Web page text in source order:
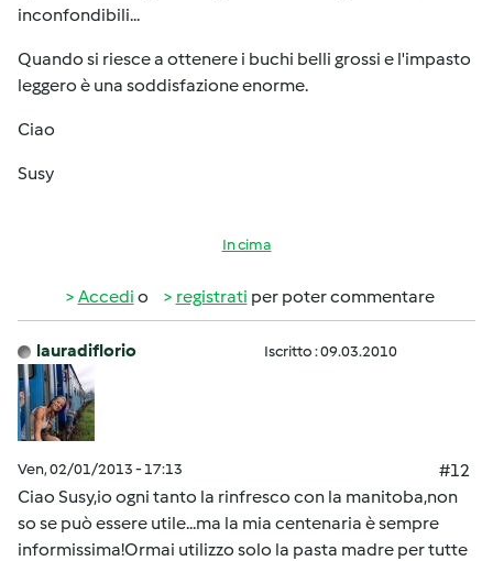
inconfondibili...
Quando si riesce a ottenere i buchi belli grossi e l'impasto
leggero è una soddisfazione enorme.
Ciao
Susy
In cima
Accedi o registrati per poter commentare
lauradiflorio Iscritto : 09.03.2010
Ven, 02/01/2013 - 17:13
#12
Ciao Susy,io ogni tanto la rinfresco con la manitoba,non
so se può essere utile...ma la mia centenaria è sempre
informissima!Ormai utilizzo solo la pasta madre per tutte